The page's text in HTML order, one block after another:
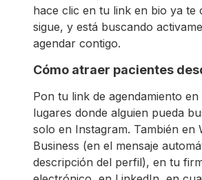
hace clic en tu link en bio ya te
sigue, y está buscando
agendar contigo.
Cómo atraer pacientes
Pon tu link de agendamiento
lugares donde alguien pueda
solo en Instagram. También en
Business (en el mensaje
descripción del perfil), en tu